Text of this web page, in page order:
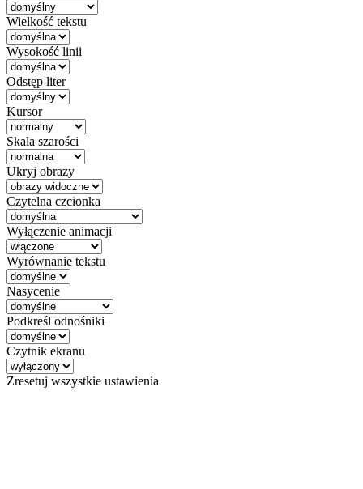
Wielkość tekstu
Wysokość linii
Odstęp liter
Kursor
Skala szarości
Ukryj obrazy
Czytelna czcionka
Wyłączenie animacji
Wyrównanie tekstu
Nasycenie
Podkreśl odnośniki
Czytnik ekranu
Zresetuj wszystkie ustawienia